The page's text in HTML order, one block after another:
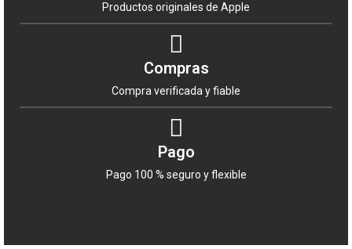
Productos originales de Apple
Compras
Compra verificada y fiable
Pago
Pago 100 % seguro y flexible